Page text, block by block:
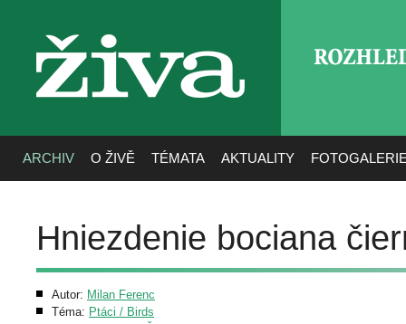
živa
ARCHIV O ŽIVĚ TÉMATA AKTUALITY
Hniezdenie bociana
Autor: Milan Ferenc
Téma: Ptáci / Birds